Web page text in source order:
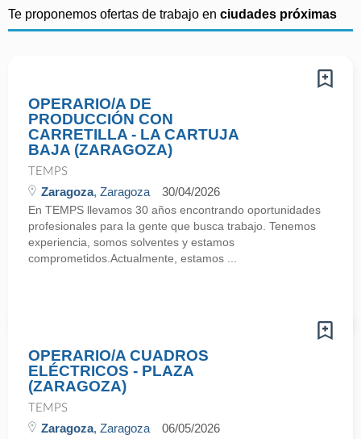
Te proponemos ofertas de trabajo en ciudades próximas
OPERARIO/A DE
PRODUCCIÓN CON
CARRETILLA - LA CARTUJA
BAJA (ZARAGOZA)
TEMPS
Zaragoza, Zaragoza 30/04/2026
En TEMPS llevamos 30 años encontrando oportunidades
profesionales para la gente que busca trabajo. Tenemos
experiencia, somos solventes y estamos
comprometidos.Actualmente, estamos ...
OPERARIO/A CUADROS
ELÉCTRICOS - PLAZA
(ZARAGOZA)
TEMPS
Zaragoza, Zaragoza 06/05/2026